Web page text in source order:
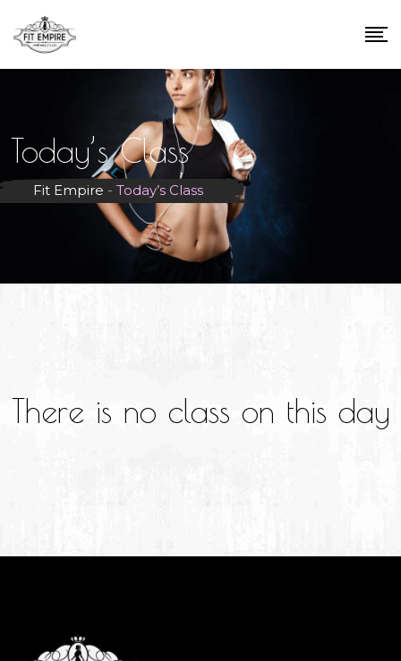
Today’s Class
Fit Empire - Today’s Class
There is no class on this day